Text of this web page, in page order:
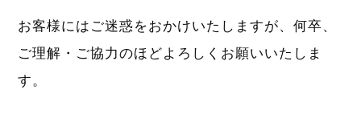
お客様にはご迷惑をおかけいたしますが、何卒、
ご理解・ご協力のほどよろしくお願いいたしま
す。